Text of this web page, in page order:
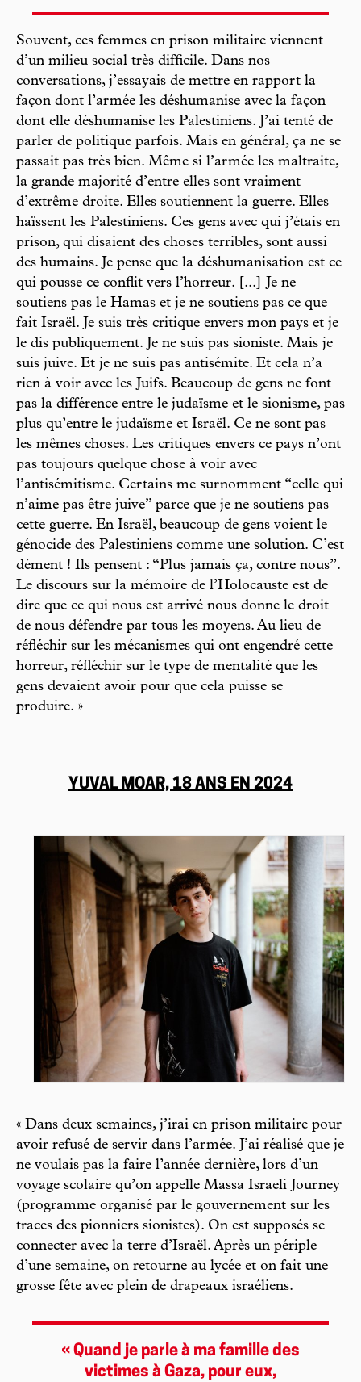
Souvent, ces femmes en prison militaire viennent
d’un milieu social très difficile. Dans nos
conversations, j’essayais de mettre en rapport la
façon dont l’armée les déshumanise avec la façon
dont elle déshumanise les Palestiniens. J’ai tenté de
parler de politique parfois. Mais en général, ça ne se
passait pas très bien. Même si l’armée les maltraite,
la grande majorité d’entre elles sont vraiment
d’extrême droite. Elles soutiennent la guerre. Elles
haïssent les Palestiniens. Ces gens avec qui j’étais en
prison, qui disaient des choses terribles, sont aussi
des humains. Je pense que la déshumanisation est ce
qui pousse ce conflit vers l’horreur. [...] Je ne
soutiens pas le Hamas et je ne soutiens pas ce que
fait Israël. Je suis très critique envers mon pays et je
le dis publiquement. Je ne suis pas sioniste. Mais je
suis juive. Et je ne suis pas antisémite. Et cela n’a
rien à voir avec les Juifs. Beaucoup de gens ne font
pas la différence entre le judaïsme et le sionisme, pas
plus qu’entre le judaïsme et Israël. Ce ne sont pas
les mêmes choses. Les critiques envers ce pays n’ont
pas toujours quelque chose à voir avec
l’antisémitisme. Certains me surnomment “celle qui
n’aime pas être juive” parce que je ne soutiens pas
cette guerre. En Israël, beaucoup de gens voient le
génocide des Palestiniens comme une solution. C’est
dément ! Ils pensent : “Plus jamais ça, contre nous”.
Le discours sur la mémoire de l’Holocauste est de
dire que ce qui nous est arrivé nous donne le droit
de nous défendre par tous les moyens. Au lieu de
réfléchir sur les mécanismes qui ont engendré cette
horreur, réfléchir sur le type de mentalité que les
gens devaient avoir pour que cela puisse se
produire. »
YUVAL MOAR, 18 ANS EN 2024
« Dans deux semaines, j’irai en prison militaire pour
avoir refusé de servir dans l’armée. J’ai réalisé que je
ne voulais pas la faire l’année dernière, lors d’un
voyage scolaire qu’on appelle Massa Israeli Journey
(programme organisé par le gouvernement sur les
traces des pionniers sionistes). On est supposés se
connecter avec la terre d’Israël. Après un périple
d’une semaine, on retourne au lycée et on fait une
grosse fête avec plein de drapeaux israéliens.
« Quand je parle à ma famille des
victimes à Gaza, pour eux,